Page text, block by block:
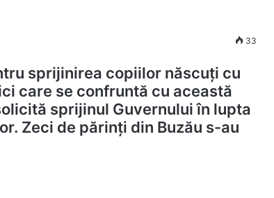
33
sprijinirea copiilor născuți cu
care se confruntă cu această
sprijinul Guvernului în lupta
Zeci de părinți din Buzău s-au